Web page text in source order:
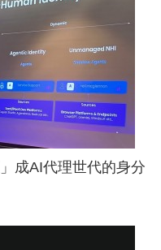
成AI代理世代的身分